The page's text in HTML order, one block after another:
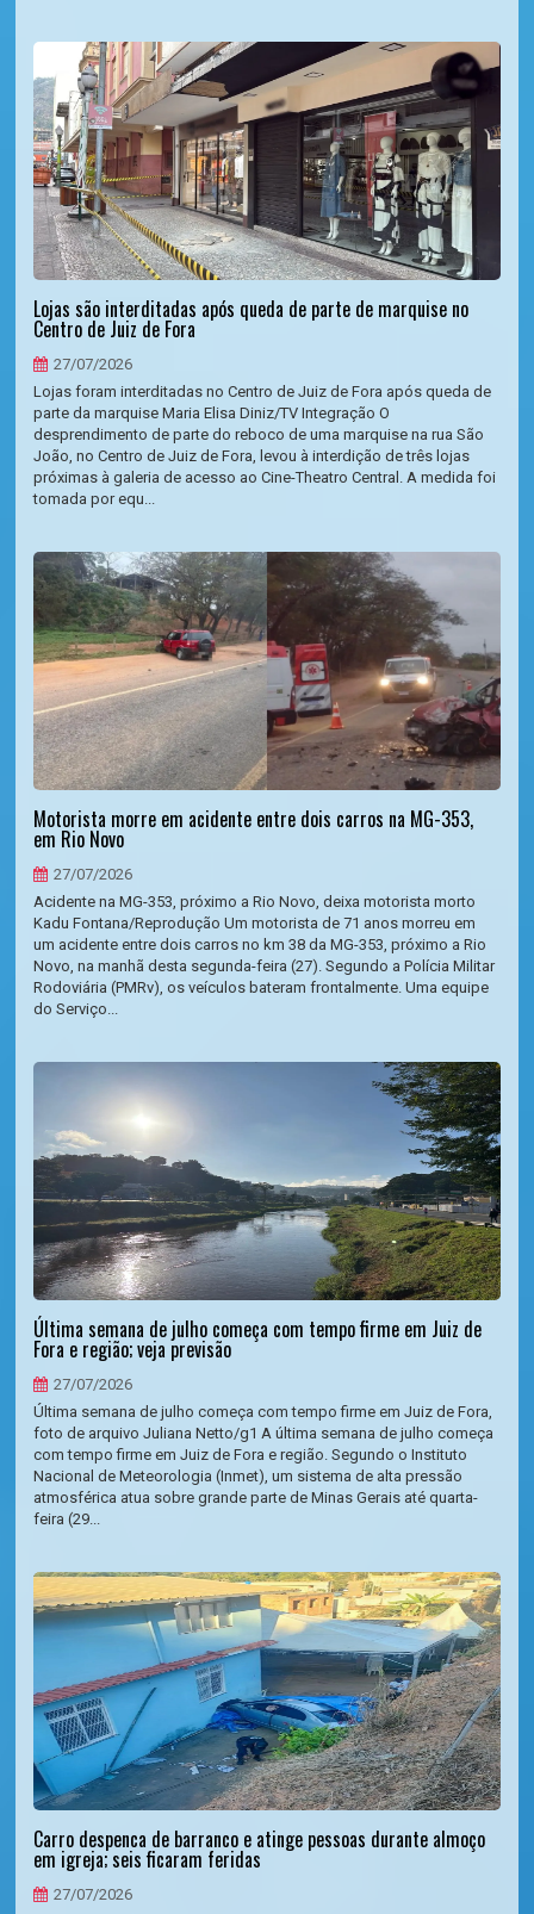
Lojas são interditadas após queda de parte de marquise no
Centro de Juiz de Fora
27/07/2026
Lojas foram interditadas no Centro de Juiz de Fora após queda de
parte da marquise Maria Elisa Diniz/TV Integração O
desprendimento de parte do reboco de uma marquise na rua São
João, no Centro de Juiz de Fora, levou à interdição de três lojas
próximas à galeria de acesso ao Cine-Theatro Central. A medida foi
tomada por equ...
Motorista morre em acidente entre dois carros na MG-353,
em Rio Novo
27/07/2026
Acidente na MG-353, próximo a Rio Novo, deixa motorista morto
Kadu Fontana/Reprodução Um motorista de 71 anos morreu em
um acidente entre dois carros no km 38 da MG-353, próximo a Rio
Novo, na manhã desta segunda-feira (27). Segundo a Polícia Militar
Rodoviária (PMRv), os veículos bateram frontalmente. Uma equipe
do Serviço...
Última semana de julho começa com tempo firme em Juiz de
Fora e região; veja previsão
27/07/2026
Última semana de julho começa com tempo firme em Juiz de Fora,
foto de arquivo Juliana Netto/g1 A última semana de julho começa
com tempo firme em Juiz de Fora e região. Segundo o Instituto
Nacional de Meteorologia (Inmet), um sistema de alta pressão
atmosférica atua sobre grande parte de Minas Gerais até quarta-
feira (29...
Carro despenca de barranco e atinge pessoas durante almoço
em igreja; seis ficaram feridas
27/07/2026